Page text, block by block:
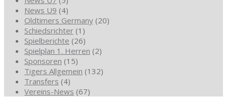
News U9 (4)
Oldtimers Germany (20)
Schiedsrichter (1)
Spielberichte (26)
Spielplan 1. Herren (2)
Sponsoren (15)
Tigers Allgemein (132)
Transfers (4)
Vereins-News (67)